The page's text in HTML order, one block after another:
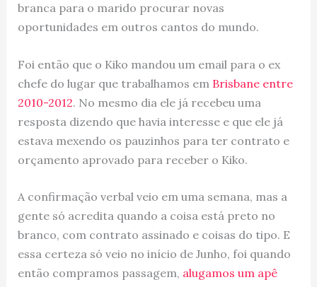
branca para o marido procurar novas
oportunidades em outros cantos do mundo.
Foi então que o Kiko mandou um email para o ex
chefe do lugar que trabalhamos em Brisbane entre
2010-2012. No mesmo dia ele já recebeu uma
resposta dizendo que havia interesse e que ele já
estava mexendo os pauzinhos para ter contrato e
orçamento aprovado para receber o Kiko.
A confirmação verbal veio em uma semana, mas a
gente só acredita quando a coisa está preto no
branco, com contrato assinado e coisas do tipo. E
essa certeza só veio no início de Junho, foi quando
então compramos passagem, alugamos um apê